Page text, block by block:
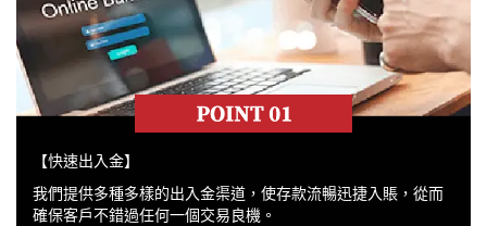
【快速出入金】
我們提供多種多樣的出入金渠道，使存款流暢迅捷入賬，從而
確保客戶不錯過任何一個交易良機。